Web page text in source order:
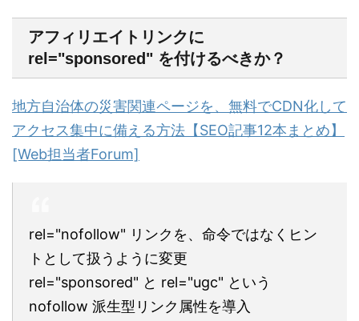
アフィリエイトリンクに
rel="sponsored" を付けるべきか？
地方自治体の災害関連ページを、無料でCDN化して
アクセス集中に備える方法【SEO記事12本まとめ】
[Web担当者Forum]
rel="nofollow" リンクを、命令ではなくヒン
トとして扱うように変更
rel="sponsored" と rel="ugc" という
nofollow 派生型リンク属性を導入